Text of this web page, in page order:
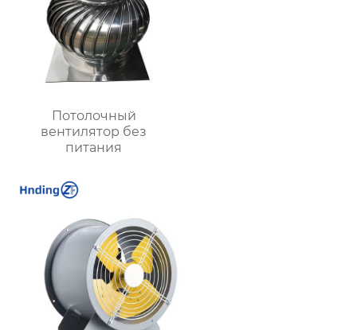
Потолочный
вентилятор без
питания